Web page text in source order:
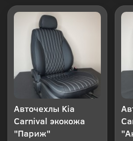
Авточехлы Kia
Carnival экокожа
"Париж"